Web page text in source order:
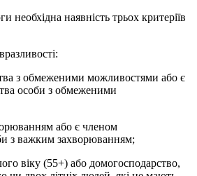
необхідна наявність трьох критеріїв
з обмеженими можливостями або є
особи з обмеженими
або є членом
з важким захворюванням;
віку (55+) або домогосподарство,